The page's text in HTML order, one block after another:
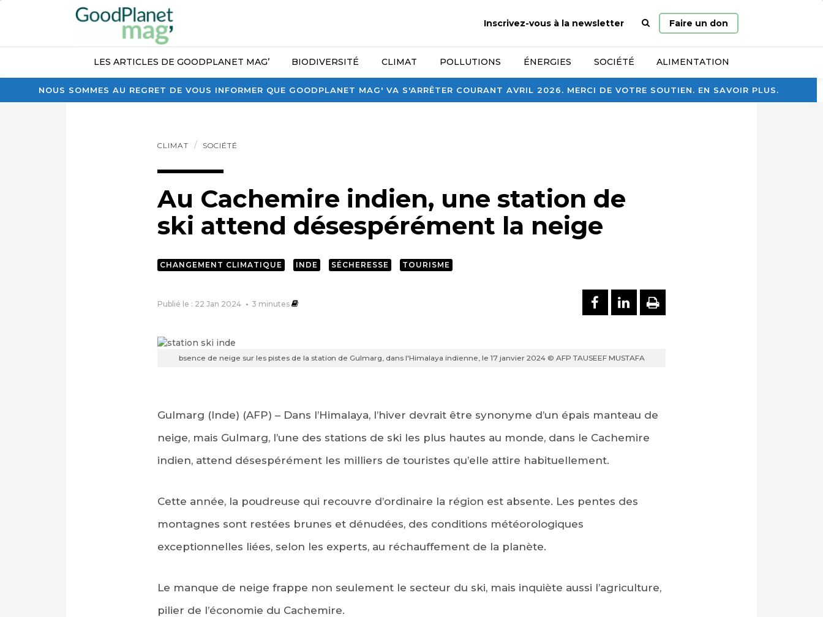
NOUS SOMMES AU REGRET DE VOUS INFORMER QUE GOODPLANET MAG' VA S'ARRÊTER COURANT AVRIL 2026. MERCI DE VOTRE SOUTIEN. EN SAVOIR PLUS.
Inscrivez-vous à la newsletter
Page
d’accueil
Faire un don
LES ARTICLES DE GOODPLANET MAG’ BIODIVERSITÉ CLIMAT POLLUTIONS ÉNERGIES SOCIÉTÉ ALIMENTATION
CLIMAT SOCIÉTÉ
Au Cachemire indien, une station de
ski attend désespérément la neige
CHANGEMENT CLIMATIQUE INDE SÉCHERESSE TOURISME
Publié le : 22 Jan 2024 3 minutes PARTAGER SUR FACEBOOK
PARTAGER SUR
IMPRIMER
bsence de neige sur les pistes de la station de Gulmarg, dans l'Himalaya indienne, le 17 janvier 2024 © AFP TAUSEEF MUSTAFA
Gulmarg (Inde) (AFP) – Dans l’Himalaya, l’hiver devrait être synonyme d’un épais manteau de
neige, mais Gulmarg, l’une des stations de ski les plus hautes au monde, dans le Cachemire
indien, attend désespérément les milliers de touristes qu’elle attire habituellement.
Cette année, la poudreuse qui recouvre d’ordinaire la région est absente. Les pentes des
montagnes sont restées brunes et dénudées, des conditions météorologiques
exceptionnelles liées, selon les experts, au réchauffement de la planète.
Le manque de neige frappe non seulement le secteur du ski, mais inquiète aussi l’agriculture,
pilier de l’économie du Cachemire.